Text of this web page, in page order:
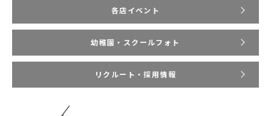
各店イベント
幼稚園・スクールフォト
リクルート・採用情報